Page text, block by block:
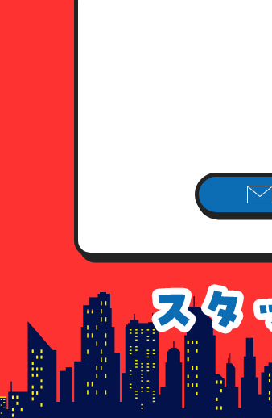
有効期限内
住民票・公
7．各種請求の
当社指定の申請
（当社指定の
個人情報利用
個人情報訂正
委任状
8．手数料につ
情報開示のご
手数料が不足
払いのなかっ
9. 各種請求に